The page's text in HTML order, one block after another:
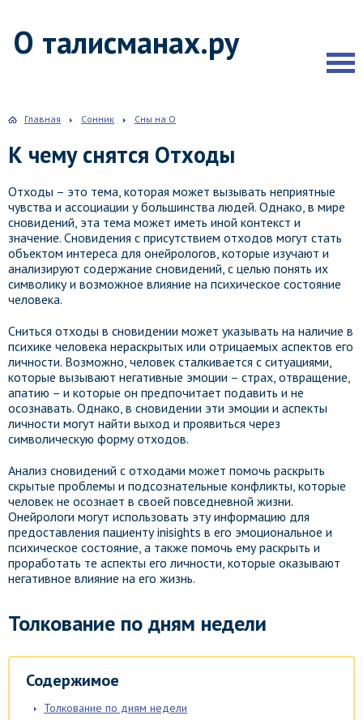
О талисманах.ру
Главная Сонник Сны на О
К чему снятся Отходы
Отходы – это тема, которая может вызывать неприятные
чувства и ассоциации у большинства людей. Однако, в мире
сновидений, эта тема может иметь иной контекст и
значение. Сновидения с присутствием отходов могут стать
объектом интереса для онейрологов, которые изучают и
анализируют содержание сновидений, с целью понять их
символику и возможное влияние на психическое состояние
человека.
Сниться отходы в сновидении может указывать на наличие в
психике человека нераскрытых или отрицаемых аспектов его
личности. Возможно, человек сталкивается с ситуациями,
которые вызывают негативные эмоции – страх, отвращение,
апатию – и которые он предпочитает подавить и не
осознавать. Однако, в сновидении эти эмоции и аспекты
личности могут найти выход и проявиться через
символическую форму отходов.
Анализ сновидений с отходами может помочь раскрыть
скрытые проблемы и подсознательные конфликты, которые
человек не осознает в своей повседневной жизни.
Онейрологи могут использовать эту информацию для
предоставления пациенту inisights в его эмоциональное и
психическое состояние, а также помочь ему раскрыть и
проработать те аспекты его личности, которые оказывают
негативное влияние на его жизнь.
Толкование по дням недели
Содержимое
Толкование по дням недели